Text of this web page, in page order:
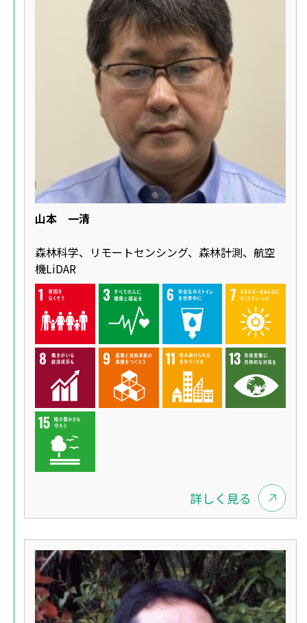
山本 一清
森林科学、リモートセンシング、森林計測、航空
機LiDAR
詳しく見る